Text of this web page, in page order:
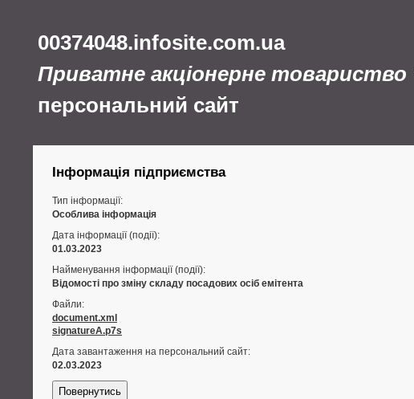
00374048.infosite.com.ua
Приватне акціонерне
персональний сайт
Інформація підприємства
Тип інформації:
Особлива інформація
Дата інформації (події):
01.03.2023
Найменування інформації (події):
Відомості про зміну складу посадових осіб емітента
Файли:
document.xml
signatureA.p7s
Дата завантаження на персональний сайт:
02.03.2023
Повернутись